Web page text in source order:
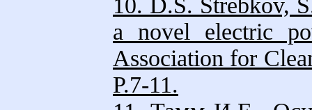
10. D.S. Strebkov,
a novel electric
Association for
Р.7-11.